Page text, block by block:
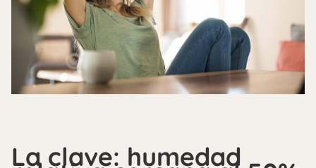
La clave: humedad